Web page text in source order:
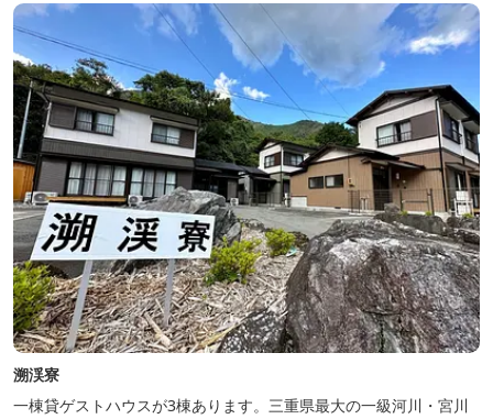
【定...
溯渓寮
一棟貸ゲストハウスが3棟あります。三重県最大の一級河川・宮川